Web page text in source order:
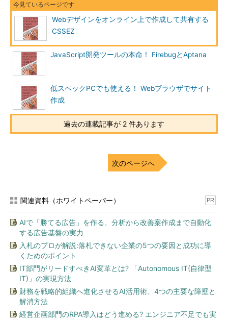
Webデザインをオンライン上で作成して共有する
CSSEZ
JavaScript開発ツールの本命！ FirebugとAptana
低スペックPCでも使える！ Webブラウザでサイト
作成
過去の連載記事が 2 件あります
次のページへ
関連資料（ホワイトペーパー） PR
AIで「勝てる広告」を作る、分析から改善案作成まで自動化
する広告基盤の実力
入札のプロが解説:落札できない企業の5つの要因と成功に導
くためのポイント
IT部門がリードすべきAI変革とは? 「Autonomous IT(自律型
IT)」の実現方法
財務を戦略的組織へ進化させるAI活用術、4つの主要な障壁と
解消方法
経営企画部門のRPA導入はどう進める? エンジニア不足でも実